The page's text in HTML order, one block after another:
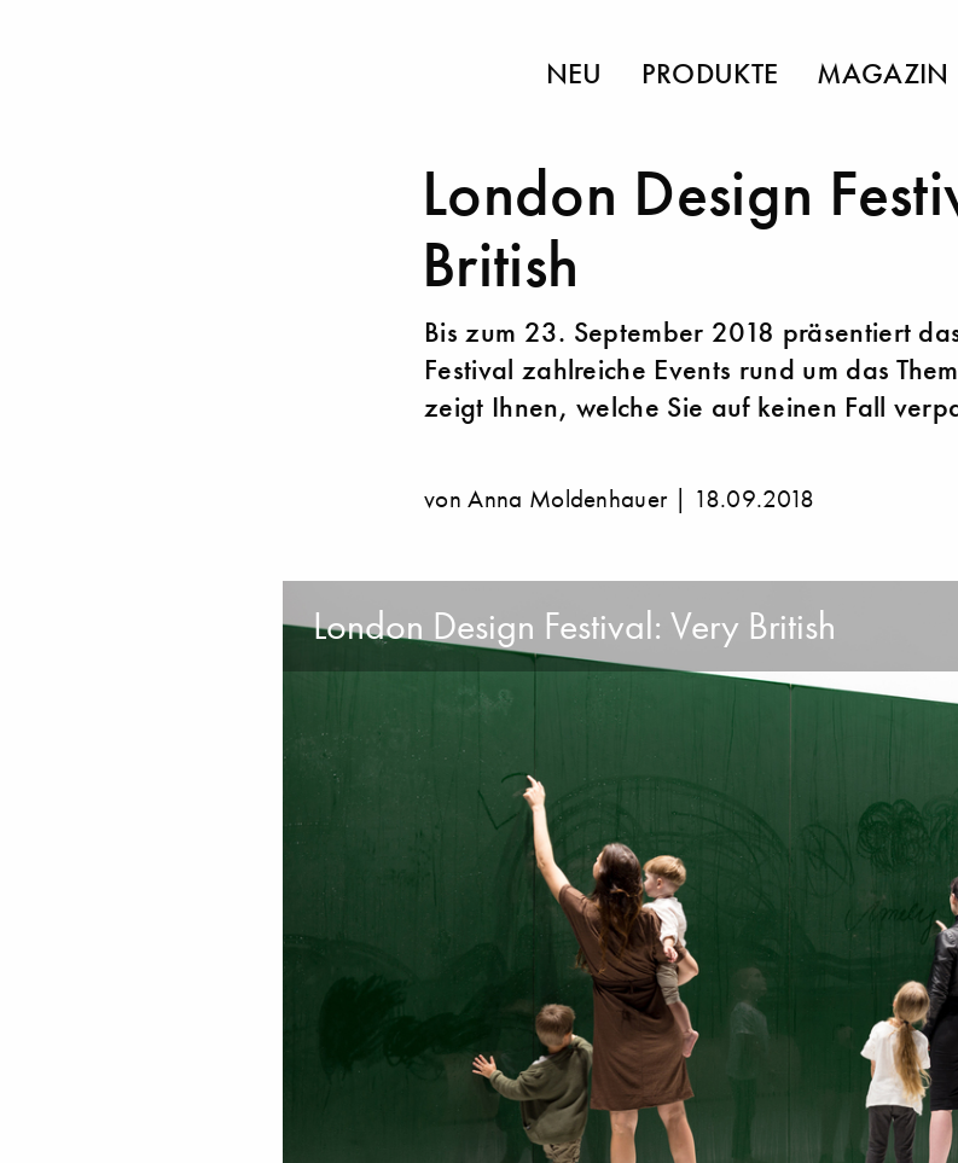
NEU PRODUKTE MAGAZIN
London Design
British
​​Bis zum 23. September 2018 präsentiert
Festival zahlreiche Events rund um das
zeigt Ihnen, welche Sie auf keinen Fall
von Anna Moldenhauer | 18.09.2018
London Design Festival: Very British